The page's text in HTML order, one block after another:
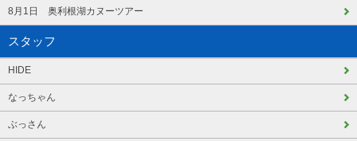
8月1日 奥利根湖カヌーツアー
スタッフ
HIDE
なっちゃん
ぶっさん